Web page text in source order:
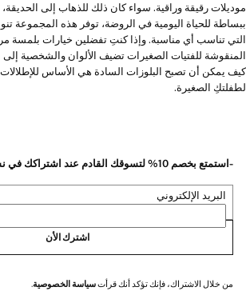
موديلات رقيقة وراقية. سواء كان ذلك للذهاب إلى
ببساطة للحياة اليومية في الروضة، توفر هذه المجموعة
التي تناسب أي مناسبة. وإذا كنتِ تفضلين خيارات بلمسة
المنقوشة للفتيات الصغيرات تضيف الألوان والشخصية إلى
كيف يمكن أن تصبح البلوزات السادة هي الأساس للإطلالات
لطفلتكِ الصغيرة.
-استمتع بخصم 10% لتسوقك القادم عند اشتراكك في نشرتنا الاخبارية
البريد الإلكتروني
اشترك الأن
من خلال الاشتراك، فإنك تؤكد أنك قرأتسياسة الخصوصية.